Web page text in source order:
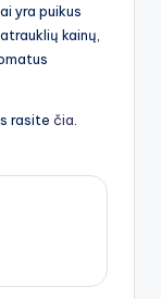
yra puikus
kainų,
rasite čia